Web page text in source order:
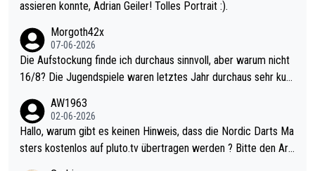
assieren konnte, Adrian Geiler! Tolles Portrait :).
Morgoth42x
07-06-2026
Die Aufstockung finde ich durchaus sinnvoll, aber warum nicht
16/8? Die Jugendspiele waren letztes Jahr durchaus sehr kurz
Allerdings ist Mitchell Lawrie als Nummer 1 der Welt eh qualifi
ziert. Somit ändert die automatische Qualifikation des Weltmei
sters erstmal nichts. Ich denke sie wollen damit für nächstes J
AW1963
02-06-2026
Hallo, warum gibt es keinen Hinweis, dass die Nordic Darts Ma
sters kostenlos auf pluto.tv übertragen werden ? Bitte den Arti